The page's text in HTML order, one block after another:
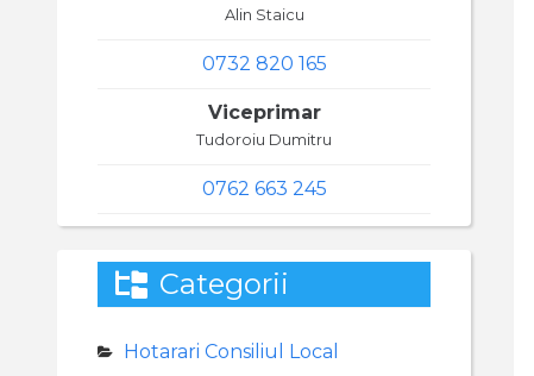
Alin Staicu
0732 820 165
Viceprimar
Tudoroiu Dumitru
0762 663 245
Categorii
Hotarari Consiliul Local